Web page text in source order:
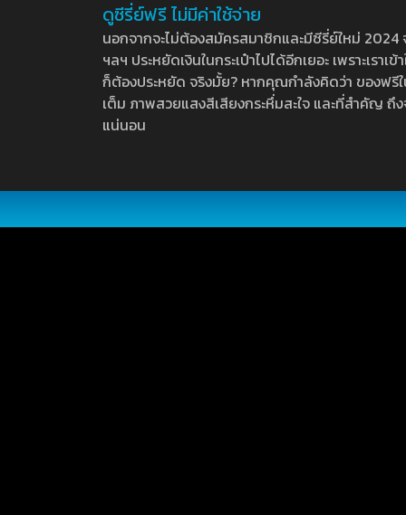
ดูซีรี่ย์ฟรี ไม่มีค่าใช้จ่าย
นอกจากจะไม่ต้องสมัครสมาชิกและมีซีรี่ย์ใหม่
ฯลฯ ประหยัดเงินในกระเป๋าไปได้อีกเยอะ เพราะเร
ก็ต้องประหยัด จริงมั้ย? หากคุณกำลังคิดว่า ของฟ
เต็ม ภาพสวยแสงสีเสียงกระหึ่มสะใจ และที่สำคัญ
แน่นอน